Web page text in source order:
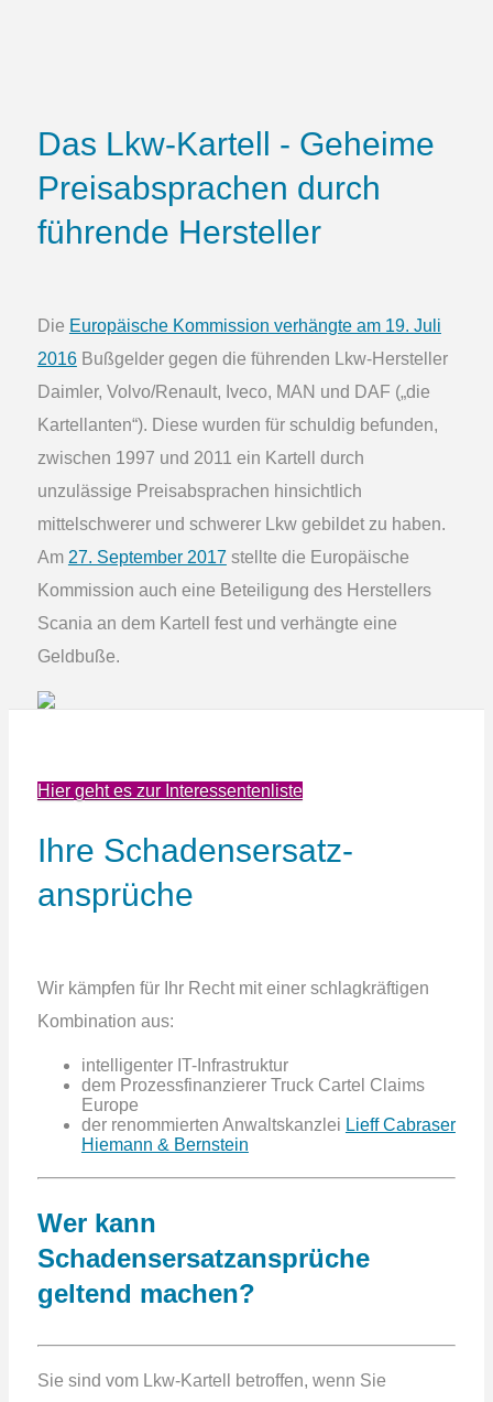
Das Lkw-Kartell - Geheime
Preisabsprachen durch
führende Hersteller
Die Europäische Kommission verhängte am 19. Juli
2016Bußgelder gegen die führenden Lkw-Hersteller
Daimler, Volvo/Renault, Iveco, MAN und DAF („die
Kartellanten“). Diese wurden für schuldig befunden,
zwischen 1997 und 2011 ein Kartell durch
unzulässige Preisabsprachen hinsichtlich
mittelschwerer und schwerer Lkw gebildet zu haben.
Am 27. September 2017 stellte die Europäische
Kommission auch eine Beteiligung des Herstellers
Scania an dem Kartell fest und verhängte eine
Geldbuße.
Hier geht es zur Interessentenliste
Ihre Schadens­ersatz­
ansprüche
Wir kämpfen für Ihr Recht mit einer schlagkräftigen
Kombination aus:
intelligenter IT-Infrastruktur
dem Prozessfinanzierer Truck Cartel Claims
Europe
der renommierten Anwaltskanzlei Lieff Cabraser
Hiemann & Bernstein
Wer kann
Schadensersatzansprüche
geltend machen?
Sie sind vom Lkw-Kartell betroffen, wenn Sie